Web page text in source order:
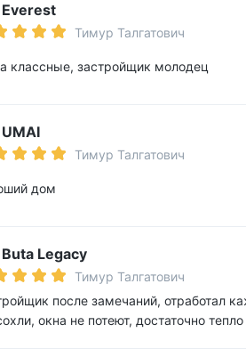
Тимур Талгатович
классные, застройщик молодец
Тимур Талгатович
дом
Legacy
Тимур Талгатович
после замечаний, отработал
окна не потеют, достаточно